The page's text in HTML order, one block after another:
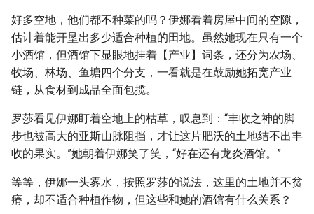
好多空地，他们都不种菜的吗？伊娜看着房屋中间的空隙，
估计着能开垦出多少适合种植的田地。虽然她现在只有一个
小酒馆，但酒馆下显眼地挂着【产业】词条，还分为农场、
牧场、林场、鱼塘四个分支，一看就是在鼓励她拓宽产业
链，从食材到成品全面包揽。
罗莎看见伊娜盯着空地上的枯草，叹息到：“丰收之神的脚
步也被高大的亚斯山脉阻挡，才让这片肥沃的土地结不出丰
收的果实。”她朝着伊娜笑了笑，“好在还有龙炎酒馆。”
等等，伊娜一头雾水，按照罗莎的说法，这里的土地并不贫
瘠，却不适合种植作物，但这些和她的酒馆有什么关系？